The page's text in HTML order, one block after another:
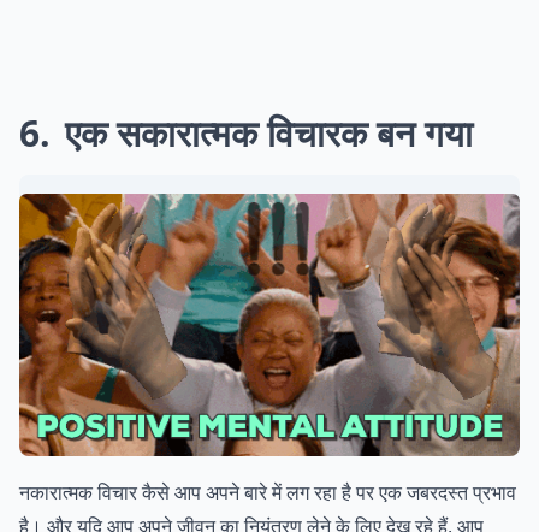
6 एक सकारात्मक विचारक बन गया
नकारात्मक विचार कैसे आप अपने बारे में लग रहा है पर एक जबरदस्त प्रभाव
है। और यदि आप अपने जीवन का नियंत्रण लेने के लिए देख रहे हैं, आप